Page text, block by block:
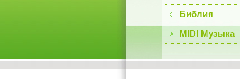
Библия
MIDI Музыка